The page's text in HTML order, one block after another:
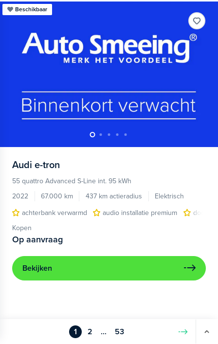
Beschikbaar
Audi e-tron
55 quattro Advanced S-Line int. 95 kWh
2022
67.000 km 437 km actieradius
Elektrisch
achterbank verwarmd
audio installatie premium
Kopen
Op aanvraag
Bekijken
1 2 ... 53 Volgende